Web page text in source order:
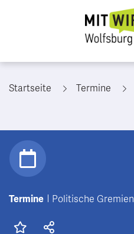
Startseite Termine
Termine Politische Gremien